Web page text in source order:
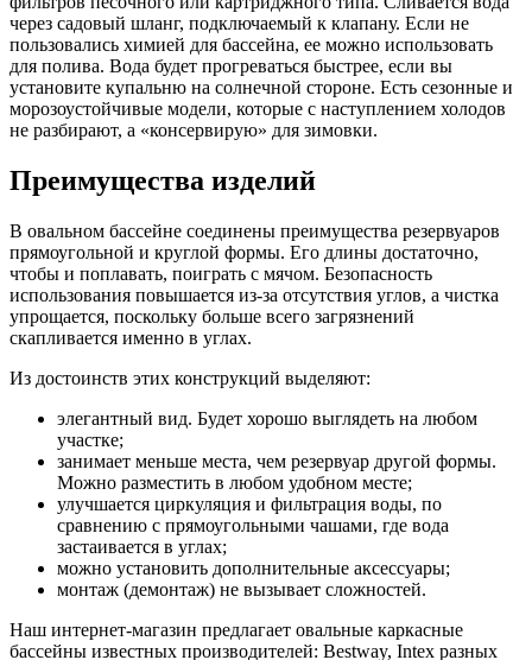
через садовый шланг, подключаемый к клапану. Если не
пользовались химией для бассейна, ее можно использовать
для полива. Вода будет прогреваться быстрее, если вы
установите купальню на солнечной стороне. Есть сезонные и
морозоустойчивые модели, которые с наступлением холодов
не разбирают, а «консервирую» для зимовки.
Преимущества изделий
В овальном бассейне соединены преимущества резервуаров
прямоугольной и круглой формы. Его длины достаточно,
чтобы и поплавать, поиграть с мячом. Безопасность
использования повышается из-за отсутствия углов, а чистка
упрощается, поскольку больше всего загрязнений
скапливается именно в углах.
Из достоинств этих конструкций выделяют:
элегантный вид. Будет хорошо выглядеть на любом
участке;
занимает меньше места, чем резервуар другой формы.
Можно разместить в любом удобном месте;
улучшается циркуляция и фильтрация воды, по
сравнению с прямоугольными чашами, где вода
застаивается в углах;
можно установить дополнительные аксессуары;
монтаж (демонтаж) не вызывает сложностей.
Наш интернет-магазин предлагает овальные каркасные
бассейны известных производителей: Bestway, Intex разных